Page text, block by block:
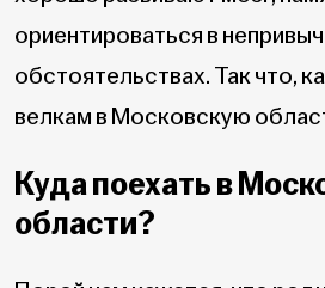
ориентироваться в
обстоятельствах. Так что,
велкам в Московскую
Куда поехать в
области?